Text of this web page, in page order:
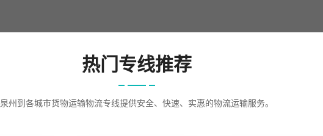
热门专线推荐
泉州到各城市货物运输物流专线提供安全、快速、实惠的物流运输服务。